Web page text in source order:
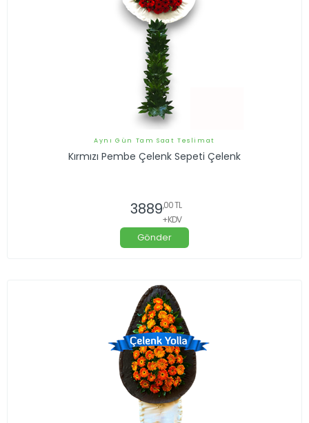
Aynı Gün Tam Saat Teslimat
Kırmızı Pembe Çelenk Sepeti Çelenk
3889,00 TL
+KDV
Gönder